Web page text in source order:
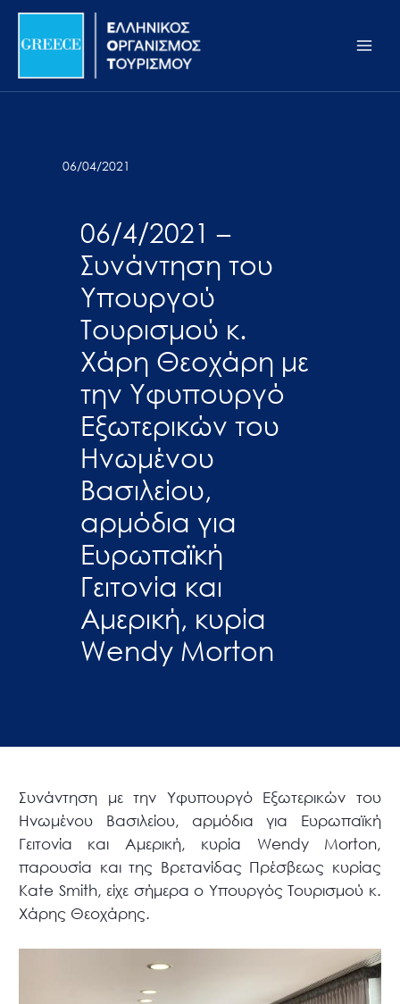
Σημείωση:
ιστότοπος
προσβασιμότητας.
Μετάβαση
περιεχόμενο
06/04/2021
06/4/2021 –
Συνάντηση του
Υπουργού
Τουρισμού κ.
Χάρη Θεοχάρη με
την Υφυπουργό
Εξωτερικών του
Ηνωμένου
Βασιλείου,
αρμόδια για
Ευρωπαϊκή
Γειτονία και
Αμερική, κυρία
Wendy Morton
Συνάντηση με την Υφυπουργό Εξωτερικών του
Ηνωμένου Βασιλείου, αρμόδια για Ευρωπαϊκή
Γειτονία και Αμερική, κυρία Wendy Morton,
παρουσία και της Βρετανίδας Πρέσβεως κυρίας
Kate Smith, είχε σήμερα ο Υπουργός Τουρισμού κ.
Χάρης Θεοχάρης.